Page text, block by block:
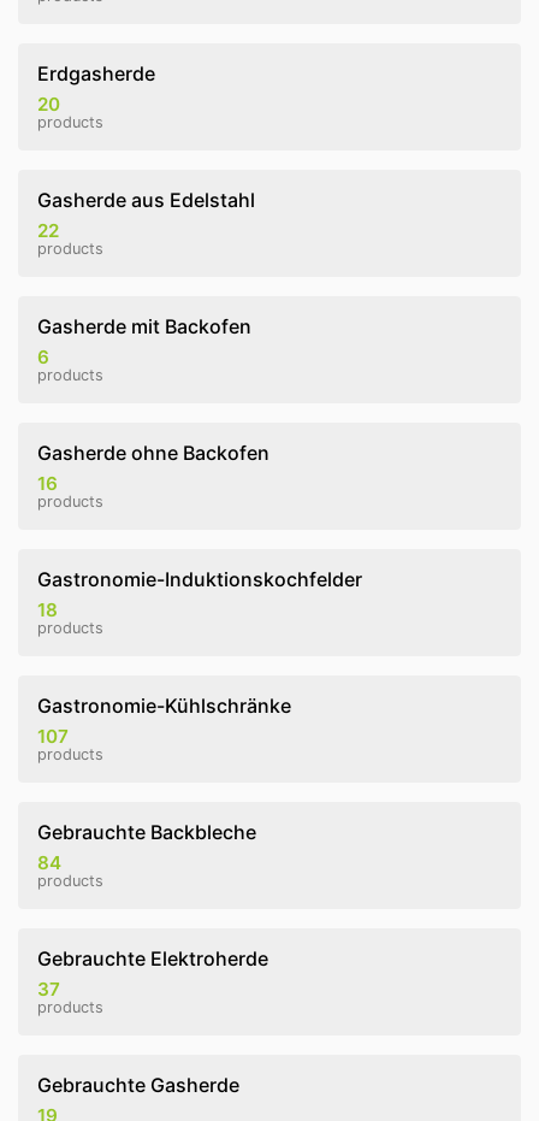
Erdgasherde
20
products
Gasherde aus Edelstahl
22
products
Gasherde mit Backofen
6
products
Gasherde ohne Backofen
16
products
Gastronomie-Induktionskochfelder
18
products
Gastronomie-Kühlschränke
107
products
Gebrauchte Backbleche
84
products
Gebrauchte Elektroherde
37
products
Gebrauchte Gasherde
19